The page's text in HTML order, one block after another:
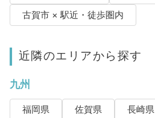
古賀市 × 駅近・徒歩圏内
近隣のエリアから探す
九州
福岡県 佐賀県 長崎県